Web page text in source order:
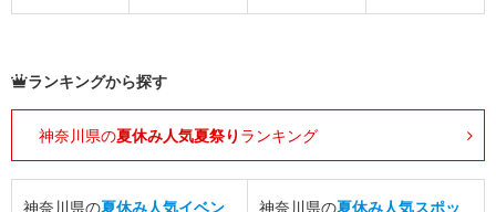
ランキングから探す
神奈川県の夏休み人気夏祭り ランキング
神奈川県の夏休み人気イベン 神奈川県の夏休み人気スポッ